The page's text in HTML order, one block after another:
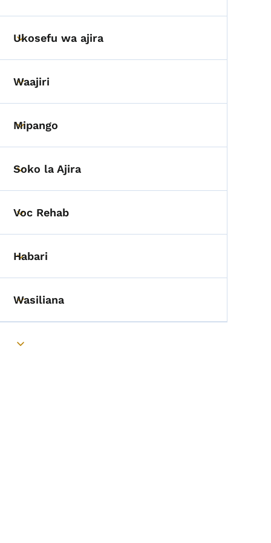
Toggle submenu
Ukosefu wa ajira
Toggle submenu
Waajiri
Toggle submenu
Mipango
Toggle submenu
Soko la Ajira
Toggle submenu
Voc Rehab
Toggle submenu
Habari
Toggle submenu
Wasiliana
Toggle submenu